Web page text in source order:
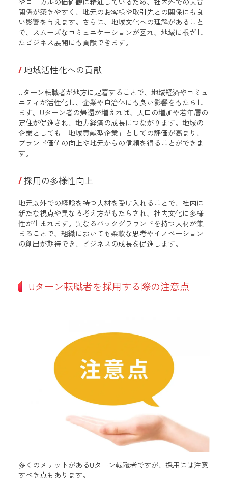
関係が築きやすく、地元のお客様や取引先との関係にも良
い影響を与えます。さらに、地域文化への理解があること
で、スムーズなコミュニケーションが図れ、地域に根ざし
たビジネス展開にも貢献できます。
地域活性化への貢献
Uターン転職者が地方に定着することで、地域経済やコミュ
ニティが活性化し、企業や自治体にも良い影響をもたらし
ます。Uターン者の帰還が増えれば、人口の増加や若年層の
定住が促進され、地方経済の成長につながります。地域の
企業としても「地域貢献型企業」としての評価が高まり、
ブランド価値の向上や地元からの信頼を得ることができま
す。
採用の多様性向上
地元以外での経験を持つ人材を受け入れることで、社内に
新たな視点や異なる考え方がもたらされ、社内文化に多様
性が生まれます。異なるバックグラウンドを持つ人材が集
まることで、組織においても柔軟な思考やイノベーション
の創出が期待でき、ビジネスの成長を促進します。
Uターン転職者を採用する際の注意点
多くのメリットがあるUターン転職者ですが、採用には注意
すべき点もあります。